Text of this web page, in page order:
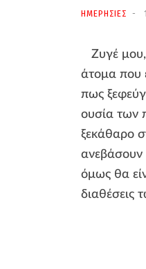
ΗΜΕΡΗΣΙΕΣ
Ζυγέ
άτομα που
πως
ουσία των
ξεκάθαρο
ανεβάσουν
όμως θα
διαθέσεις